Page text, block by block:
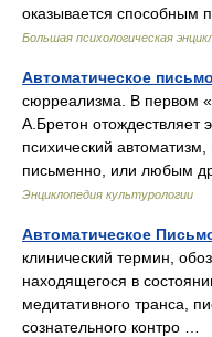
оказывается способным
Большая психологическая
Автоматическое письмо
сюрреализма. В первом
А.Бретон отождествляет
психический
письменно, или любым
Энциклопедия культурологии
Автоматическое
клинический термин,
находящегося в
медитативного транса,
сознательного контро …